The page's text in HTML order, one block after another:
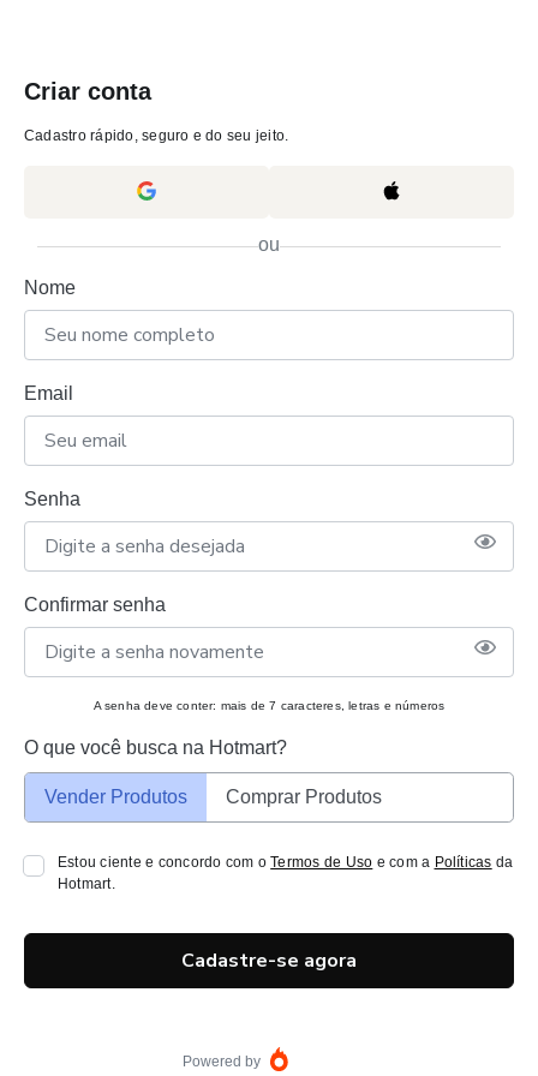
Criar conta
Cadastro rápido, seguro e do seu jeito.
ou
Nome
Email
Senha
Confirmar senha
A senha deve conter: mais de 7 caracteres, letras e números
O que você busca na Hotmart?
Vender Produtos Comprar Produtos
Estou ciente e concordo com oTermos de Uso e com a Políticas da
Hotmart.
Cadastre-se agora
Powered by